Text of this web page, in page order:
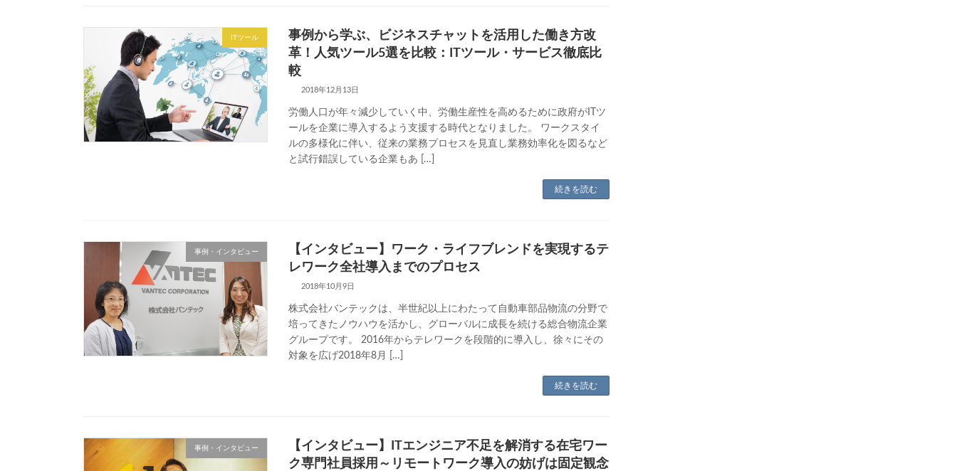
ITツール
事例から学ぶ、ビジネスチャットを活用した働き方改
革！人気ツール5選を比較：ITツール・サービス徹底比
較
2018年12月13日
労働人口が年々減少していく中、労働生産性を高めるために政府がITツ
ールを企業に導入するよう支援する時代となりました。 ワークスタイ
ルの多様化に伴い、従来の業務プロセスを見直し業務効率化を図るなど
と試行錯誤している企業もあ […]
続きを読む
事例・インタビュー
【インタビュー】ワーク・ライフブレンドを実現するテ
レワーク全社導入までのプロセス
2018年10月9日
株式会社バンテックは、半世紀以上にわたって自動車部品物流の分野で
培ってきたノウハウを活かし、グローバルに成長を続ける総合物流企業
グループです。 2016年からテレワークを段階的に導入し、徐々にその
対象を広げ2018年8月 […]
続きを読む
事例・インタビュー
【インタビュー】ITエンジニア不足を解消する在宅ワー
ク専門社員採用～リモートワーク導入の妨げは固定観念